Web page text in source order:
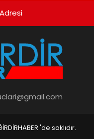
'de saklıdır.